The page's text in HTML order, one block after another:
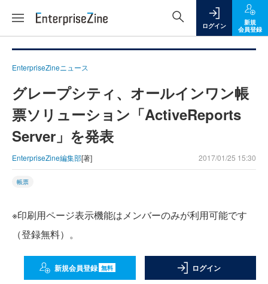
ログイン
新規
会員登録
EnterpriseZineニュース
グレープシティ、オールインワン帳
票ソリューション「ActiveReports
Server」を発表
EnterpriseZine編集部[著] 2017/01/25 15:30
帳票
※印刷用ページ表示機能はメンバーのみが利用可能です
（登録無料）。
新規会員登録 無料 ログイン